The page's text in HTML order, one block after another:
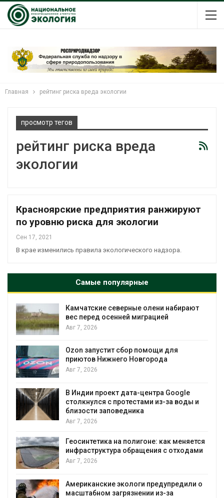
Главная рейтинг риска вреда экологии
просмотр тегов
рейтинг риска вреда
экологии
Красноярские предприятия ранжируют
по уровню риска для экологии
Сен 17, 2021
В крае изменились правила экологического надзора.
Самые популярные
Камчатские северные олени набирают
вес перед осенней миграцией
Авг 7, 2026
Ozon запустит сбор помощи для
приютов Нижнего Новгорода
Авг 7, 2026
В Индии проект дата-центра Google
столкнулся с протестами из-за воды и
близости заповедника
Авг 7, 2026
Геосинтетика на полигоне: как меняется
инфраструктура обращения с отходами
Авг 7, 2026
Американские экологи предупредили о
масштабном загрязнении из-за